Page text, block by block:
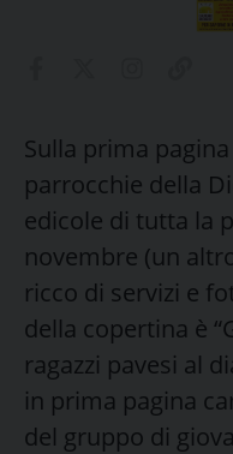
Sulla prima
parrocchie della
edicole di tutta la
novembre (un
ricco di servizi e
della copertina è
ragazzi pavesi al
in prima pagina
del gruppo di